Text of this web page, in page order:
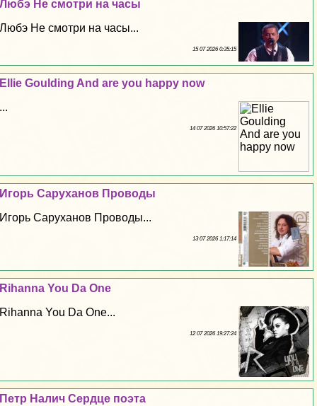
Любэ Не смотри на часы
Любэ Не смотри на часы...
15 07 2026 0:35:15
Ellie Goulding And are you happy now
...
14 07 2026 10:57:22
Игорь Саруханов Проводы
Игорь Саруханов Проводы...
13 07 2026 1:17:14
Rihanna You Da One
Rihanna You Da One...
12 07 2026 19:27:24
Петр Налич Сердце поэта